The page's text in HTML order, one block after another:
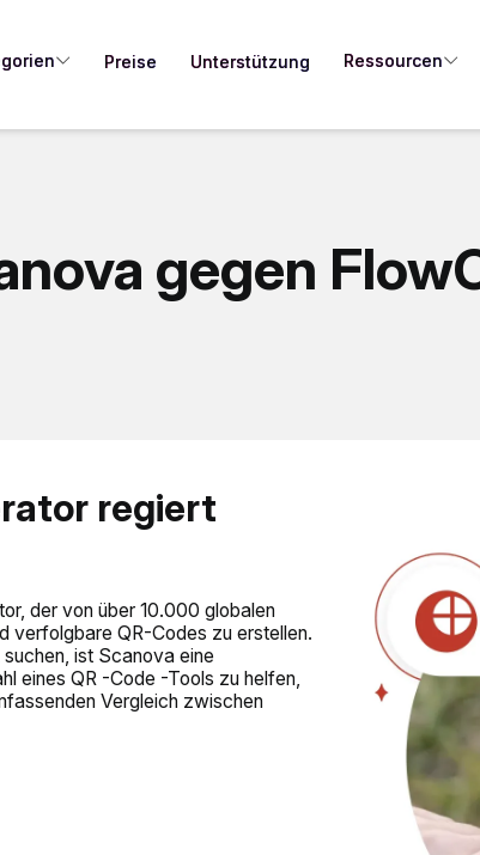
Preise Unterstützung Ressourcen
gegen
regiert
der von über 10.000 globalen
verfolgbare QR-Codes zu erstellen.
ist Scanova eine
eines QR -Code -Tools zu helfen,
Vergleich zwischen